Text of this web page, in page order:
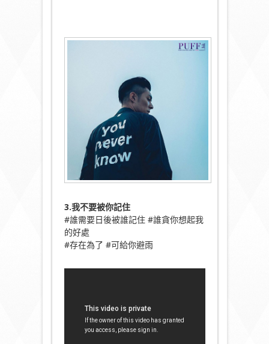
3.我不要被你記住
#誰需要日後被誰記住 #誰貪你想起我
的好處
#存在為了 #可給你避雨